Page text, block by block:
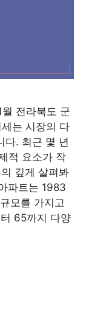
전라북도 군
는 시장의 다
다. 최근 몇 년
적 요소가 작
깊게 살펴봐
파트는 1983
모를 가지고
65까지 다양